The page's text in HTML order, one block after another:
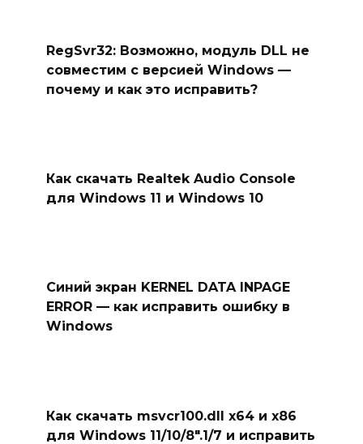
RegSvr32: Возможно, модуль DLL не
совместим с версией Windows —
почему и как это исправить?
Как скачать Realtek Audio Console
для Windows 11 и Windows 10
Синий экран KERNEL DATA INPAGE
ERROR — как исправить ошибку в
Windows
Как скачать msvcr100.dll x64 и x86
для Windows 11/10/8″.1/7 и исправить